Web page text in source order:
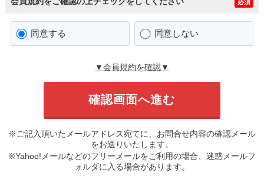
必須
同意する 同意しない
▼会員規約を確認▼
※ご記入頂いたメールアドレス宛てに、お問合せ内容の確認メール
をお送りいたします。
※Yahoo!メールなどのフリーメールをご利用の場合、迷惑メールフ
ォルダに入る場合があります。